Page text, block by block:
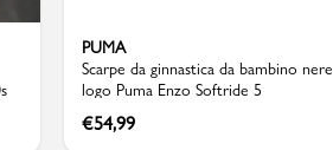
PUMA
Scarpe da ginnastica da bambino
logo Puma Enzo Softride 5
€54,99